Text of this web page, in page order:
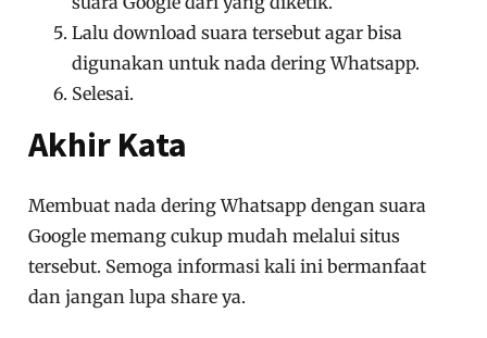
Lalu download suara tersebut agar bisa
digunakan untuk nada dering Whatsapp.
Selesai.
Akhir Kata
Membuat nada dering Whatsapp dengan suara
Google memang cukup mudah melalui situs
tersebut. Semoga informasi kali ini bermanfaat
dan jangan lupa share ya.